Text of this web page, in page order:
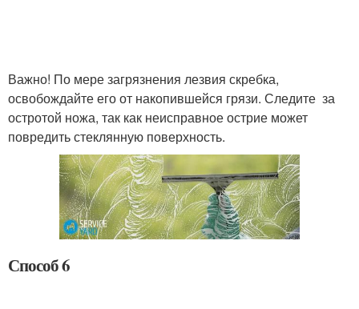
Важно! По мере загрязнения лезвия скребка,
освобождайте его от накопившейся грязи. Следите за
остротой ножа, так как неисправное острие может
повредить стеклянную поверхность.
Способ 6